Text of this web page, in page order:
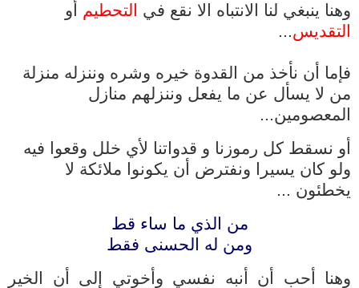
وهنا ينبغي لنا الانتباه الا نقع في التحطيم
أو
التقديس...
فإما أن نأخذ من القدوة خيره وشره وننزله منزلة
من لا يسأل عن ما يفعل وننزلهم منازل
المعصومين...
أو نسقط كل رموزنا و قدواتنا لأي خلل وقعوا فيه
ولو كان يسيرا ونفترض أن يكونوا ملائكة لا
يخطئون ...
من الذي ما ساء قط
ومن له الحسنى فقط
وهنا أحب أن أنبه نفسي وأخوتي إلى أن الخير